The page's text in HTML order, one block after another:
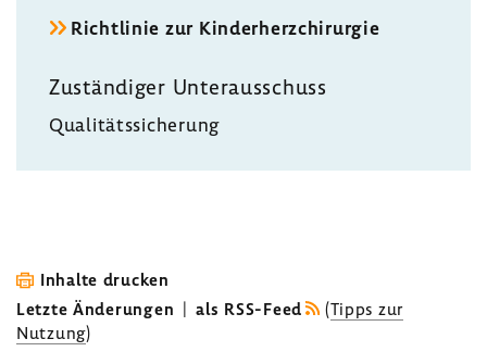
Richt­linie zur Kinder­herz­chir­urgie
Zustän­diger Unter­aus­schuss
Quali­täts­si­che­rung
Inhalte drucken
Letzte Änderungen | als RSS-Feed (Tipps zur
Nutzung)